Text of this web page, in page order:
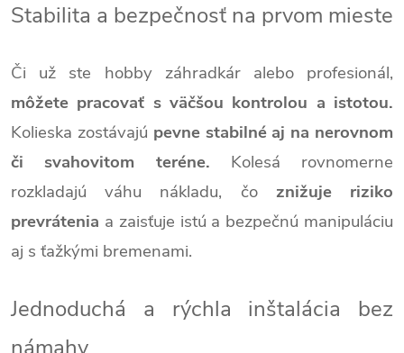
Stabilita a bezpečnosť na prvom mieste
Či už ste hobby záhradkár alebo profesionál,
môžete pracovať s väčšou kontrolou a istotou.
Kolieska zostávajú pevne stabilné aj na nerovnom
či svahovitom teréne. Kolesá rovnomerne
rozkladajú váhu nákladu, čo znižuje riziko
prevrátenia a zaisťuje istú a bezpečnú manipuláciu
aj s ťažkými bremenami.
Jednoduchá a rýchla inštalácia bez